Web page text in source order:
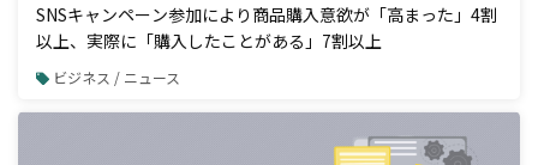
SNSキャンペーン参加により商品購入意欲が「高まった」4割
以上、実際に「購入したことがある」7割以上
ビジネス / ニュース